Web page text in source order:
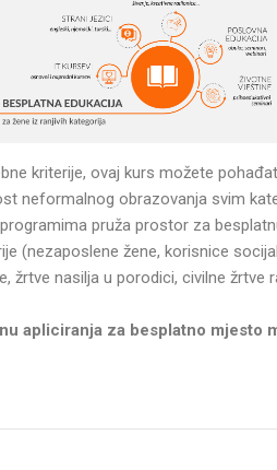
kriterije, ovaj kurs možete
neformalnog obrazovanja svim
pruža prostor za
(nezaposlene žene, korisnice
žrtve nasilja u porodici, civilne žrtve
apliciranja za besplatno mjesto